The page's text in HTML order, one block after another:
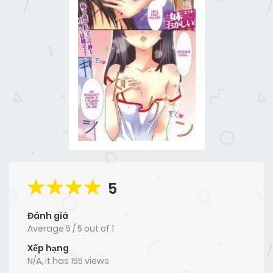
5
Đánh giá
Average 5 /5 out of 1
Xếp hạng
N/A, it has 155 views